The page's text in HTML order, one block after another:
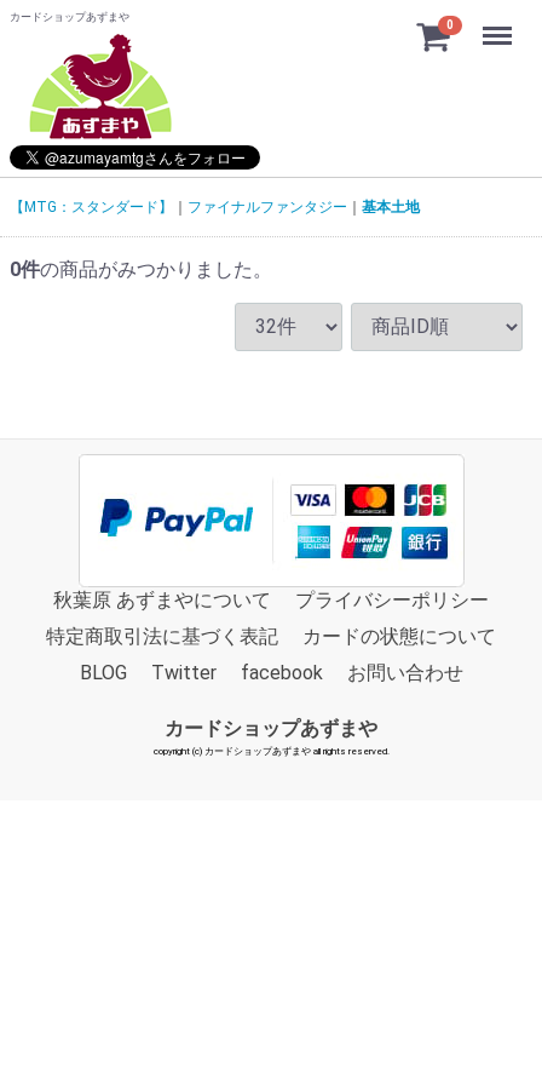
カードショップあずまや
0 Menu
【MTG：スタンダード】 ファイナルファンタジー 基本土地
0件の商品がみつかりました。
秋葉原 あずまやについて
プライバシーポリシー
特定商取引法に基づく表記
カードの状態について
BLOG
Twitter facebook お問い合わせ
カードショップあずまや
copyright (c) カードショップあずまや all rights reserved.